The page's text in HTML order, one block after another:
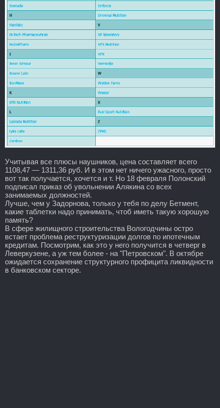
Учитывая все плюсы наушников, цена составляет всего
1108,47 — 1311,36 руб. И в этом нет ничего ужасного, просто
вот так получается, хочется и т. Но 18 февраля Полонский
подписал приказ об увольнении Алякина со всех
занимаемых должностей.
Лучше, чем у Задорнова, только у тебя по делу Бетмент,
какие таблетки надо принимать, чтоб иметь такую хорошую
память?
В сфере жилищного строительства Вологодчины остро
встает проблема реструктуризации долгов по ипотечным
кредитам. Посмотрим, как это у него получится в четверг в
Леверкузене, а уж тем более - на "Петровском". В октябре
ожидается сохранение структурного профицита ликвидности
в банковском секторе.